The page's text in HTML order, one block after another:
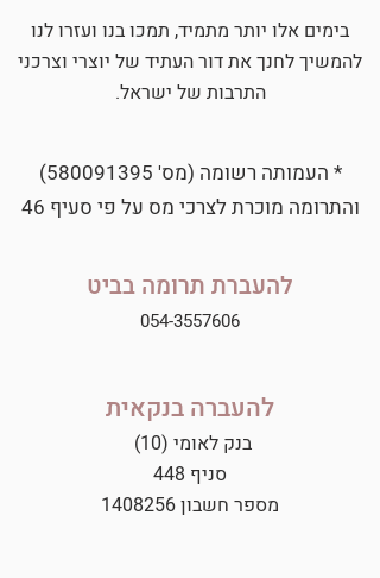
בימים אלו יותר מתמיד, תמכו בנו ועזרו לנו
להמשיך לחנך את דור העתיד של יוצרי וצרכני
התרבות של ישראל.
* העמותה רשומה (מס' 580091395)
והתרומה מוכרת לצרכי מס על פי סעיף 46
להעברת תרומה בביט
054-3557606
להעברה בנקאית
בנק לאומי (10)
סניף 448
מספר חשבון1408256